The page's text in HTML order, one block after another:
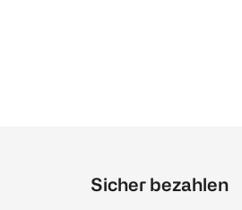
Sicher bezahlen